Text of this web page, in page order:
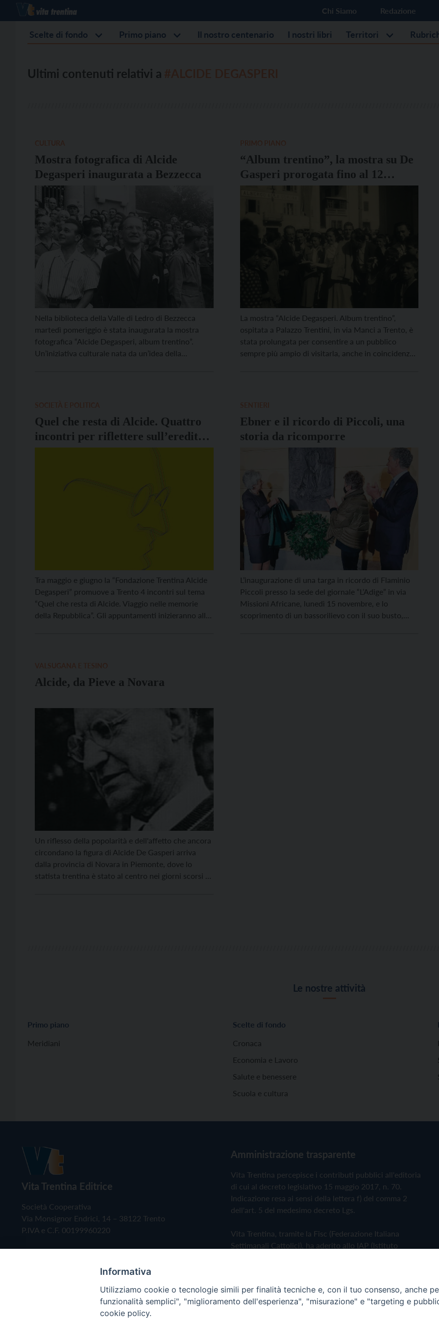
Chi Siamo Redazione
Scelte di fondo Primo piano Il nostro centenario I nostri libri Territori
Ultimi contenuti relativi a
Mostra fotografica di Alcide
Degasperi inaugurata a Bezzecca
Nella biblioteca della Valle di Ledro di Bezzecca
martedì pomeriggio è stata inaugurata la mostra
fotografica “Alcide Degasperi, album trentino”.
Un’iniziativa culturale nata da un’idea della
“Album trentino”, la mostra su De
Gasperi prorogata fino al 12
ottobre
La mostra “Alcide Degasperi. Album trentino”,
ospitata a Palazzo Trentini, in via Manci a Trento, è
stata prolungata per consentire a un pubblico
sempre più ampio di visitarla, anche in coincidenza
Quel che resta di Alcide. Quattro
incontri per riflettere sull’eredità
di Degasperi
Tra maggio e giugno la “Fondazione Trentina Alcide
Degasperi” promuove a Trento 4 incontri sul tema
“Quel che resta di Alcide. Viaggio nelle memorie
della Repubblica”. Gli appuntamenti inizieranno alle
Ebner e il ricordo di Piccoli, una
storia da ricomporre
L’inaugurazione di una targa in ricordo di Flaminio
Piccoli presso la sede del giornale “L’Adige” in via
Missioni Africane, lunedì 15 novembre, e lo
scoprimento di un bassorilievo con il suo busto,
Alcide, da Pieve a Novara
Un riflesso della popolarità e dell'affetto che ancora
circondano la figura di Alcide De Gasperi arriva
dalla provincia di Novara in Piemonte, dove lo
statista trentina è stato al centro nei giorni scorsi di
Le nostre attività
Primo piano
Meridiani
Scelte di fondo
Cronaca
Economia e Lavoro
Salute e benessere
Scuola e cultura
Vita Trentina Editrice
Società Cooperativa
Via Monsignor Endrici, 14 – 38122 Trento
P.IVA e C.F. 00199960220
Amministrazione trasparente
Vita Trentina percepisce i contributi pubblici all'editoria
di cui al decreto legislativo 15 maggio 2017, n. 70.
Indicazione resa ai sensi della lettera f) del comma 2
dell'art. 5 del medesimo decreto Lgs.
Vita Trentina, tramite la Fisc (Federazione Italiana
Settimanali Cattolici), ha aderito allo IAP (Istituto
Privacy Policy Cookie Policy
Informativa
Utilizziamo cookie o tecnologie simili per finalità tecniche e, con il tuo consenso, anche
funzionalità semplici", "miglioramento dell'esperienza", "misurazione" e "targeting e
cookie policy.